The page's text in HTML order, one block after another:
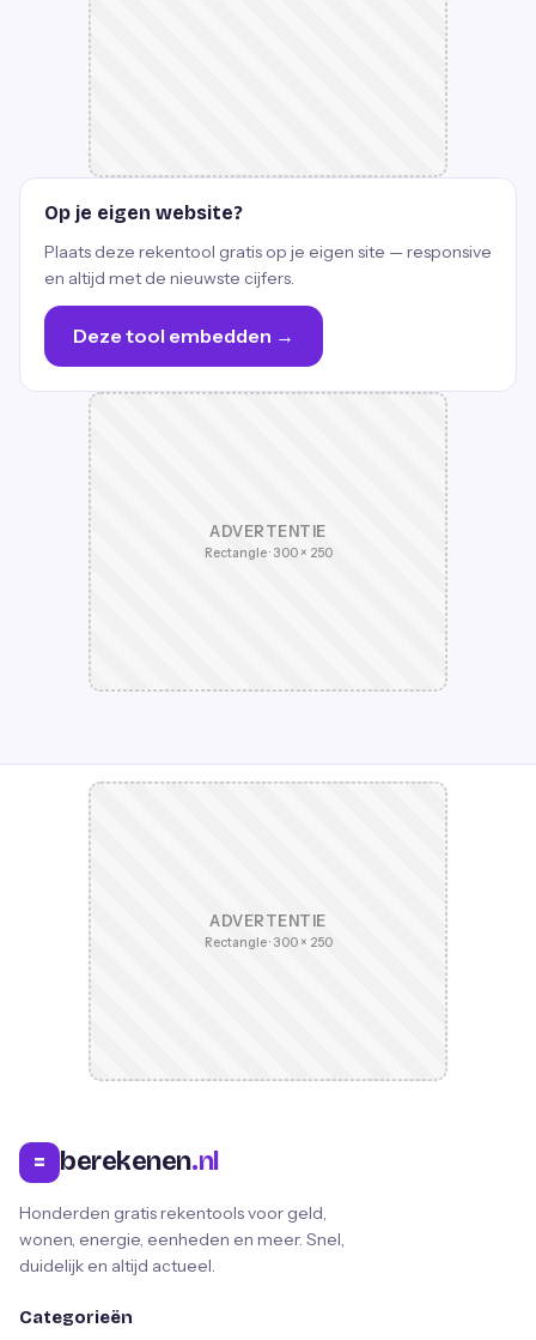
Op je eigen website?
Plaats deze rekentool gratis op je eigen site — responsive
en altijd met de nieuwste cijfers.
Deze tool embedden →
ADVERTENTIE
Rectangle · 300 × 250
ADVERTENTIE
Rectangle · 300 × 250
= berekenen.nl
Honderden gratis rekentools voor geld,
wonen, energie, eenheden en meer. Snel,
duidelijk en altijd actueel.
Categorieën